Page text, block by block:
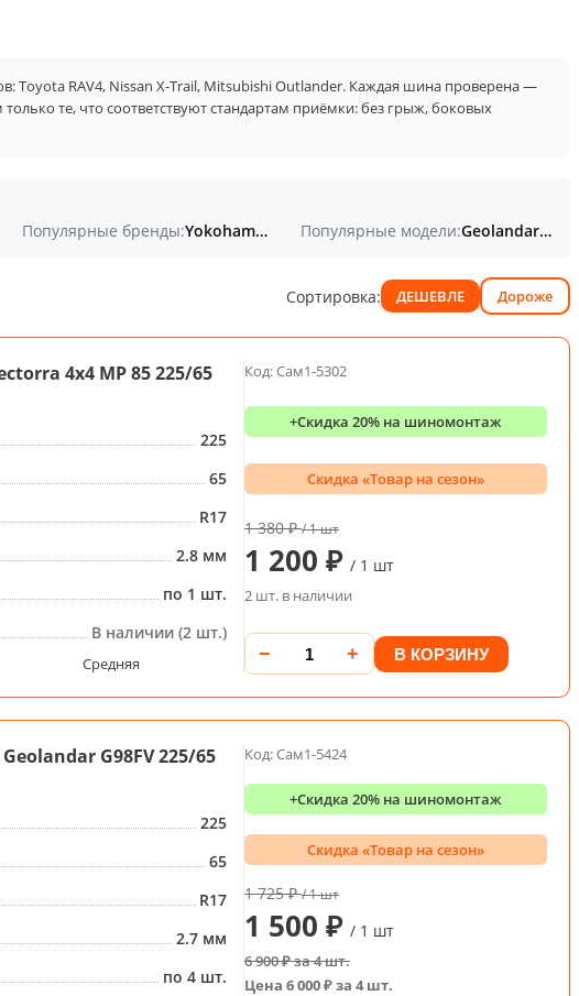
Toyota RAV4, Nissan X-Trail, Mitsubishi Outlander. Каждая шина проверена —
те, что соответствуют стандартам приёмки: без грыж, боковых
Популярные бренды: Yokohama, Michelin, Nokian Популярные модели: Geolandar G98FV, DynaPro HP RA23, Latitude Tour HP
Сортировка: ДЕШЕВЛЕ Дороже
4x4 MP 85 225/65
225
65
R17
2.8 мм
по 1 шт.
В наличии (2 шт.)
Средняя
Код: Сам1-5302
+Скидка 20% на шиномонтаж
Скидка «Товар на сезон»
1 380 ₽/ 1 шт
1 200 ₽ / 1 шт
2 шт. в наличии
− + В КОРЗИНУ
G98FV 225/65
225
65
R17
2.7 мм
по 4 шт.
Код: Сам1-5424
+Скидка 20% на шиномонтаж
Скидка «Товар на сезон»
1 725 ₽/ 1 шт
1 500 ₽ / 1 шт
6 900 ₽ за 4 шт.
Цена 6 000 ₽ за 4 шт.